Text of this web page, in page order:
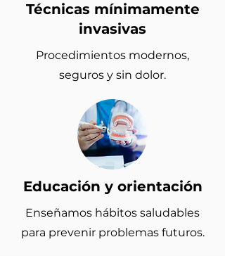
Técnicas mínimamente
invasivas
Procedimientos modernos,
seguros y sin dolor.
Educación y orientación
Enseñamos hábitos saludables
para prevenir problemas futuros.